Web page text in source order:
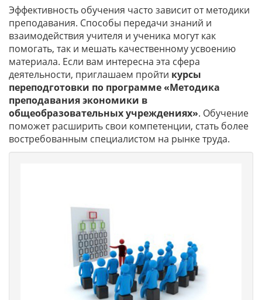
Эффективность обучения часто зависит от методики
преподавания. Способы передачи знаний и
взаимодействия учителя и ученика могут как
помогать, так и мешать качественному усвоению
материала. Если вам интересна эта сфера
деятельности, приглашаем пройти курсы
переподготовки по программе «Методика
преподавания экономики в
общеобразовательных учреждениях». Обучение
поможет расширить свои компетенции, стать более
востребованным специалистом на рынке труда.